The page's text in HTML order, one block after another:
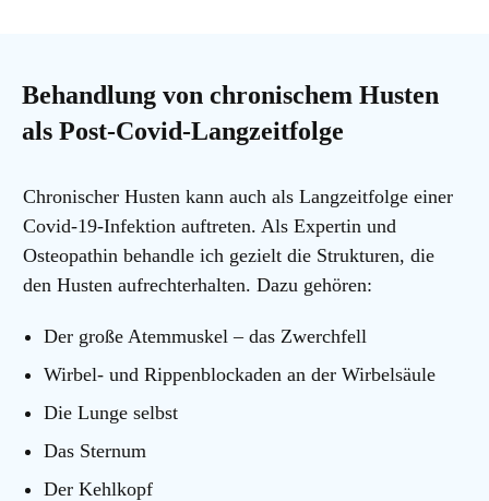
Behandlung von chronischem Husten
als Post-Covid-Langzeitfolge
Chronischer Husten kann auch als Langzeitfolge einer
Covid-19-Infektion auftreten. Als Expertin und
Osteopathin behandle ich gezielt die Strukturen, die
den Husten aufrechterhalten. Dazu gehören:
Der große Atemmuskel – das Zwerchfell
Wirbel- und Rippenblockaden an der Wirbelsäule
Die Lunge selbst
Das Sternum
Der Kehlkopf